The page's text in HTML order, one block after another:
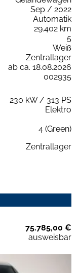
Sep / 2022
Automatik
29.402 km
5
Weiß
Zentrallager
ab ca. 18.08.2026
002935
230 kW / 313 PS
Elektro
4 (Green)
Zentrallager
75.785,00 €
ausweisbar